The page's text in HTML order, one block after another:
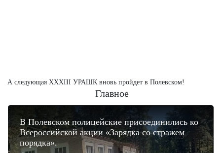
А следующая XXXIII УРАШК вновь пройдет в Полевском!
Главное
В Полевском полицейские присоединились ко
Всероссийской акции «Зарядка со стражем
порядка».